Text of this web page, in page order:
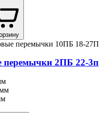
перемычки 2ПБ 22⁠-⁠3п